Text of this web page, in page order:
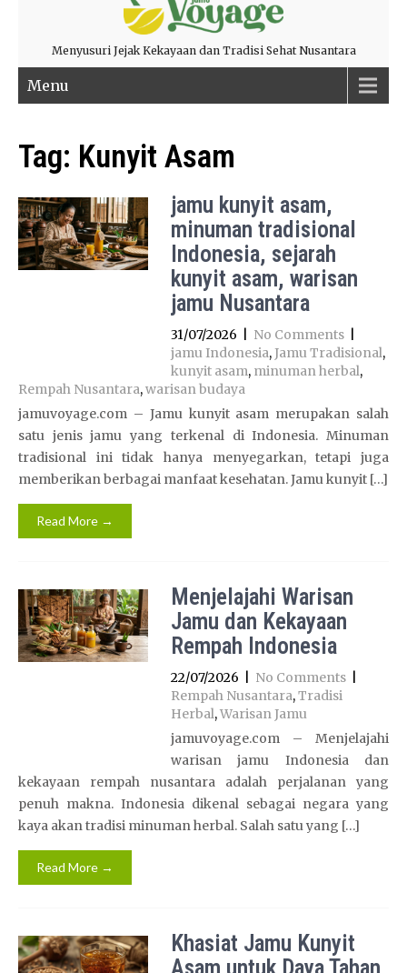
Menyusuri Jejak Kekayaan dan Tradisi Sehat Nusantara
Menu
Tag: Kunyit Asam
jamu kunyit asam,
minuman tradisional
Indonesia, sejarah
kunyit asam, warisan
jamu Nusantara
31/07/2026 No Comments
jamu Indonesia,Jamu Tradisional,
kunyit asam, minuman herbal,
Rempah Nusantara,warisan budaya
jamuvoyage.com – Jamu kunyit asam merupakan salah
satu jenis jamu yang terkenal di Indonesia. Minuman
tradisional ini tidak hanya menyegarkan, tetapi juga
memberikan berbagai manfaat kesehatan. Jamu kunyit […]
Read More →
Menjelajahi Warisan
Jamu dan Kekayaan
Rempah Indonesia
22/07/2026 No Comments
Rempah Nusantara,Tradisi
Herbal,Warisan Jamu
jamuvoyage.com – Menjelajahi
warisan jamu Indonesia dan
kekayaan rempah nusantara adalah perjalanan yang
penuh makna. Indonesia dikenal sebagai negara yang
kaya akan tradisi minuman herbal. Salah satu yang […]
Read More →
Khasiat Jamu Kunyit